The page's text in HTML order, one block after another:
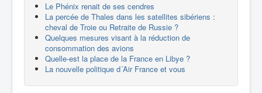
DronesLe Phénix renait de ses cendres
La percée de Thales dans les satellites sibériens :
cheval de Troie ou Retraite de Russie ?
Quelques mesures visant à la réduction de
consommation des avions
Quelle-est la place de la France en Libye ?
La nouvelle politique d´Air France et vous